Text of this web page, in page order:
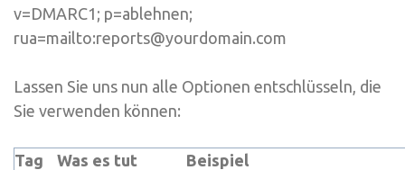
v=DMARC1; p=ablehnen;
rua=mailto:reports@yourdomain.com
Lassen Sie uns nun alle Optionen entschlüsseln, die
Sie verwenden können:
Tag Was es tut
Beispiel